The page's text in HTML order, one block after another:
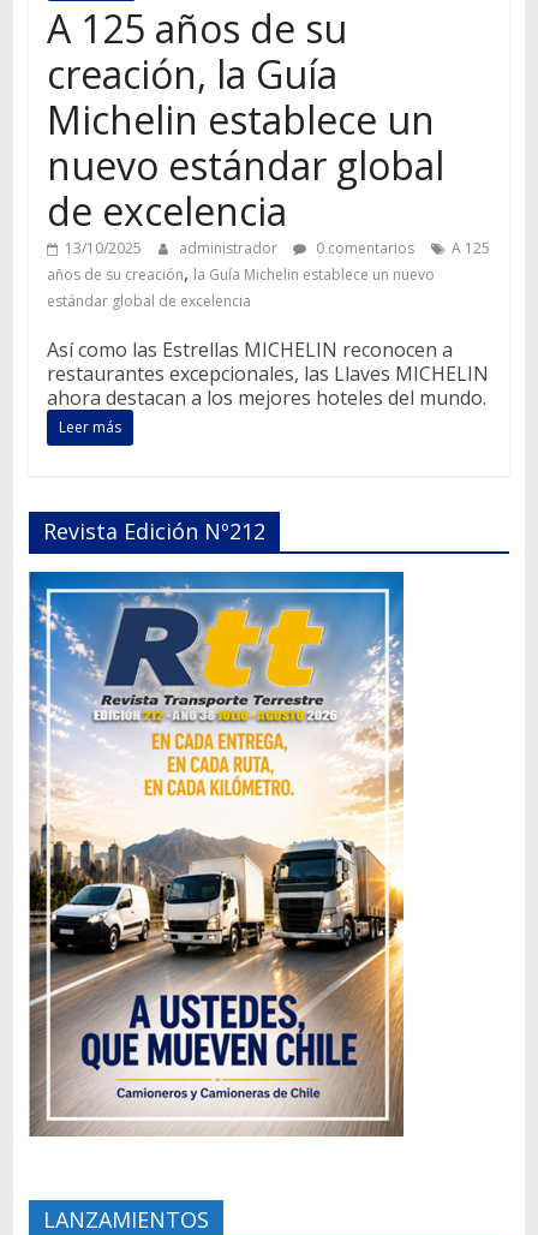
A 125 años de su
creación, la Guía
Michelin establece un
nuevo estándar global
de excelencia
13/10/2025 administrador 0 comentarios
A 125
años de su creación, la Guía Michelin establece un nuevo
estándar global de excelencia
Así como las Estrellas MICHELIN reconocen a
restaurantes excepcionales, las Llaves MICHELIN
ahora destacan a los mejores hoteles del mundo.
Leer más
Revista Edición Nº212
LANZAMIENTOS